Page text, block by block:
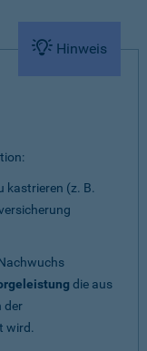
Hinweis
kastrieren (z. B.
die aus
der
wird.